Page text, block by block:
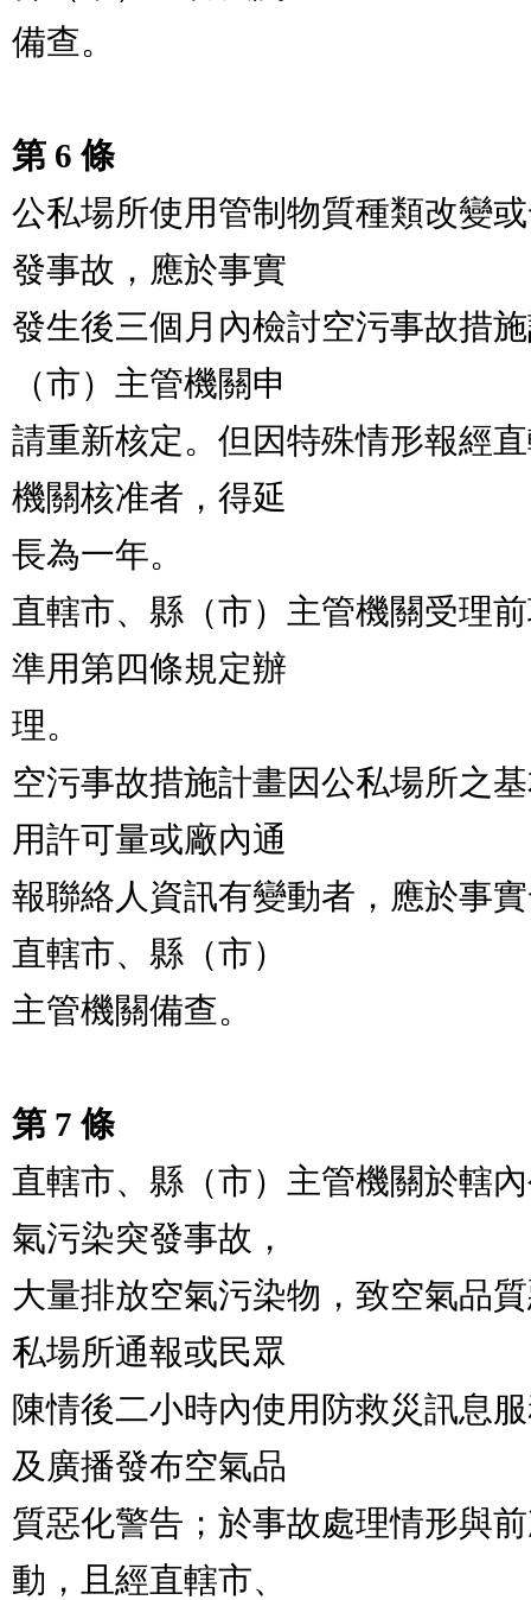
備查。
第 6 條
公私場所使用管制物質種類改變
發事故，應於事實
發生後三個月內檢討空污事故措
（市）主管機關申
請重新核定。但因特殊情形報經
機關核准者，得延
長為一年。
直轄市、縣（市）主管機關受理
準用第四條規定辦
理。
空污事故措施計畫因公私場所之
用許可量或廠內通
報聯絡人資訊有變動者，應於事
直轄市、縣（市）
主管機關備查。
第 7 條
直轄市、縣（市）主管機關於轄
氣污染突發事故，
大量排放空氣污染物，致空氣品
私場所通報或民眾
陳情後二小時內使用防救災訊息
及廣播發布空氣品
質惡化警告；於事故處理情形與
動，且經直轄市、